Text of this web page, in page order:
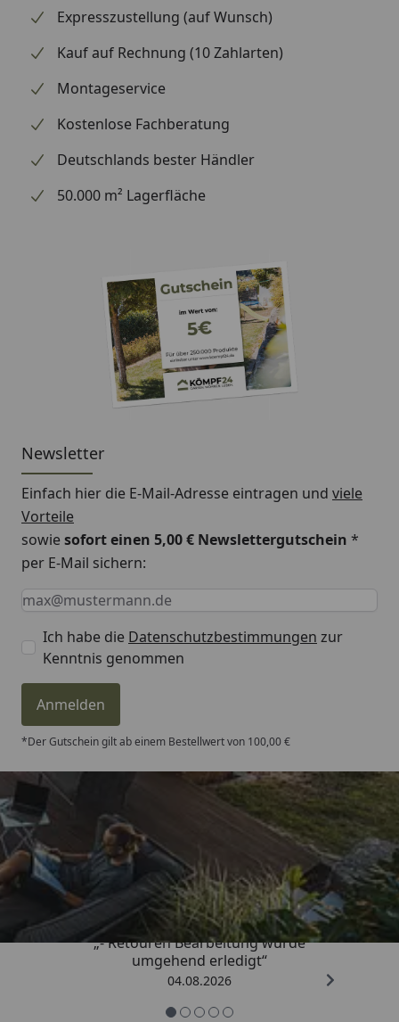
Expresszustellung (auf Wunsch)
Kauf auf Rechnung (10 Zahlarten)
Montageservice
Kostenlose Fachberatung
Deutschlands bester Händler
50.000 m² Lagerfläche
Newsletter
Einfach hier die E-Mail-Adresse eintragen und viele
Vorteile
sowiesofort einen 5,00 € Newslettergutschein *
per E-Mail sichern:
Keine Eingabe erforderlich
Eingabe erforderlich
E-Mail *
Ich habe die Datenschutzbestimmungen zur
Kenntnis genommen
Anmelden
*Der Gutschein gilt ab einem Bestellwert von 100,00 €
Trusted Shops
4,81/ 5
„- Retouren Bearbeitung wurde
umgehend erledigt“
04.08.2026